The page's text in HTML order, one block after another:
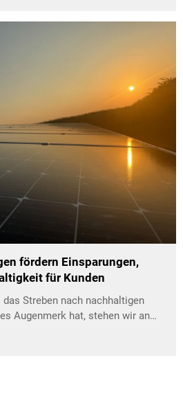
fördern Einsparungen,
für Kunden
Streben nach nachhaltigen
Augenmerk hat, stehen wir an
von Solarenergie für